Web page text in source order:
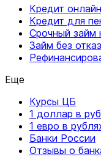
Кредит онлайн
Кредит для
Срочный займ
Займ без
Еще
Курсы ЦБ
1 доллар в
1 евро в
Банки России
Отзывы о